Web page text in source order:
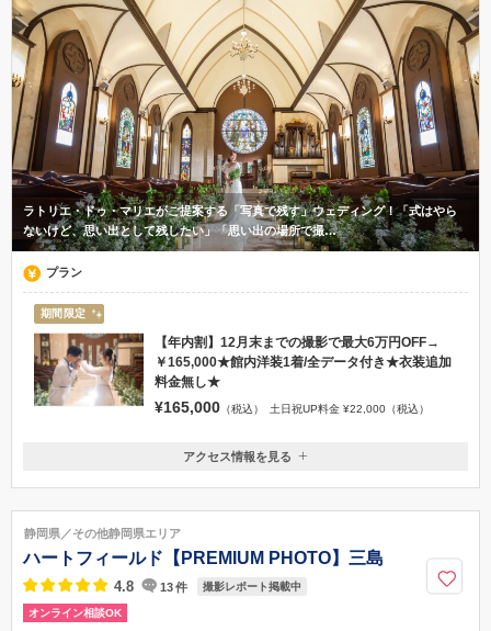
ラトリエ・ドゥ・マリエがご提案する「写真で残す」ウェディング！「式はやら
ないけど、思い出として残したい」「思い出の場所で撮…
プラン
期間限定
【年内割】12月末までの撮影で最大6万円OFF→
￥165,000★館内洋装1着/全データ付き★衣装追加
料金無し★
¥165,000 （税込） 土日祝UP料金 ¥22,000（税込）
静岡県磐田市二之宮東4-5
0538-33-2222
アクセス情報を見る
静岡県／その他静岡県エリア
ハートフィールド【PREMIUM PHOTO】三島
4.8 13件 撮影レポート掲載中
オンライン相談OK